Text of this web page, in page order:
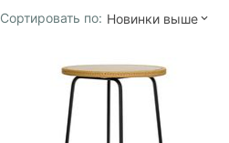
Сортировать по: Новинки выше